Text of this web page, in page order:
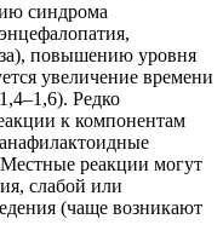
синдрома
повышению уровня
увеличение времени
Редко
к компонентам
реакции могут
слабой или
(чаще возникают